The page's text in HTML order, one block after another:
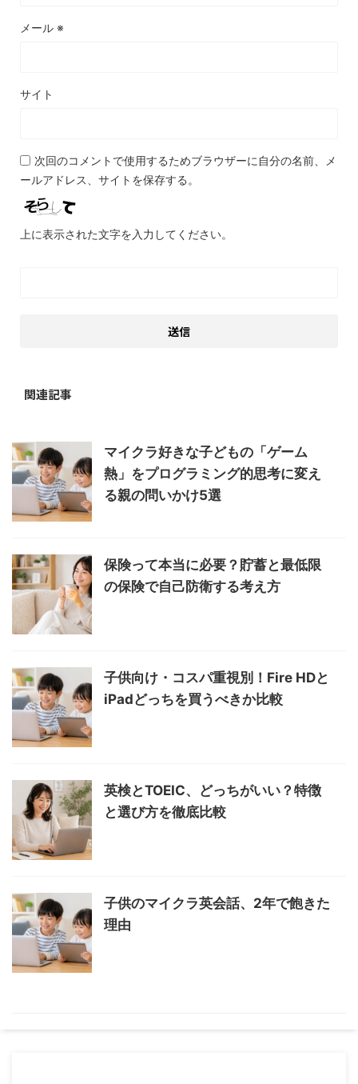
メール ※
サイト
次回のコメントで使用するためブラウザーに自分の名前、メ
ールアドレス、サイトを保存する。
上に表示された文字を入力してください。
関連記事
マイクラ好きな子どもの「ゲーム
熱」をプログラミング的思考に変え
る親の問いかけ5選
保険って本当に必要？貯蓄と最低限
の保険で自己防衛する考え方
子供向け・コスパ重視別！Fire HDと
iPadどっちを買うべきか比較
英検とTOEIC、どっちがいい？特徴
と選び方を徹底比較
子供のマイクラ英会話、2年で飽きた
理由